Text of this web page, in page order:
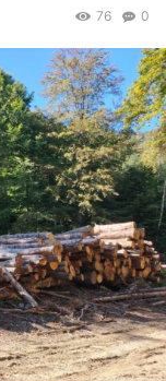
0
76